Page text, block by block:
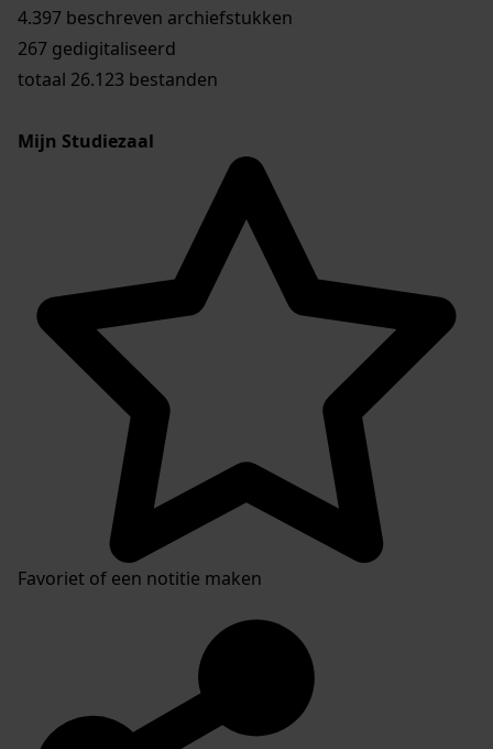
4.397 beschreven archiefstukken
267 gedigitaliseerd
totaal 26.123 bestanden
Mijn Studiezaal
Favoriet of een notitie maken